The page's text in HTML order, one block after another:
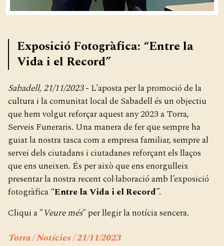
Exposició Fotogràfica: “Entre la
Vida i el Record”
Sabadell, 21/11/2023- L’aposta per la promoció de la
cultura i la comunitat local de Sabadell és un objectiu
que hem volgut reforçar aquest any 2023 a Torra,
Serveis Funeraris. Una manera de fer que sempre ha
guiat la nostra tasca com a empresa familiar, sempre al
servei dels ciutadans i ciutadanes reforçant els llaços
que ens uneixen. És per això que ens enorgulleix
presentar la nostra recent col·laboració amb l’exposició
fotogràfica “Entre la Vida i el Record”.
Cliqui a "Veure més" per llegir la notícia sencera.
Torra / Notícies / 21/11/2023